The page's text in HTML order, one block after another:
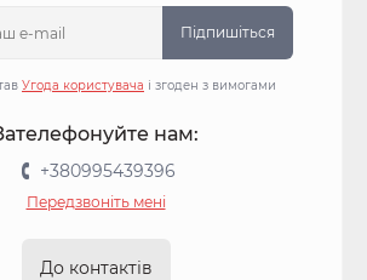
Підпишіться
Угода користувача і згоден з вимогами
нам:
+380995439396
Передзвоніть мені
До контактів